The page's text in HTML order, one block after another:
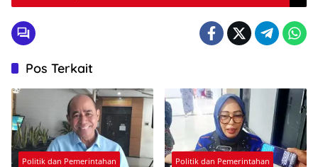
Pos Terkait
Politik dan Pemerintahan Politik dan Pemerintahan